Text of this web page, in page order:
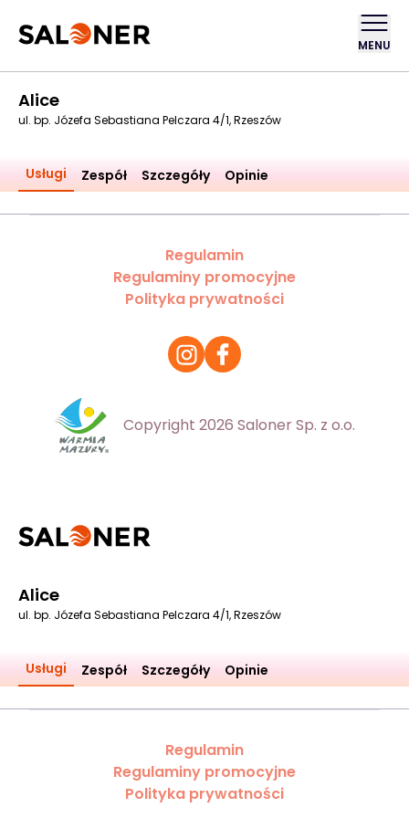
MENU
Alice
ul. bp. Józefa Sebastiana Pelczara 4/1, Rzeszów
Usługi Zespół Szczegóły Opinie
Regulamin
Regulaminy promocyjne
Polityka prywatności
Copyright 2026 Saloner Sp. z o.o.
Alice
ul. bp. Józefa Sebastiana Pelczara 4/1, Rzeszów
Usługi Zespół Szczegóły Opinie
Regulamin
Regulaminy promocyjne
Polityka prywatności